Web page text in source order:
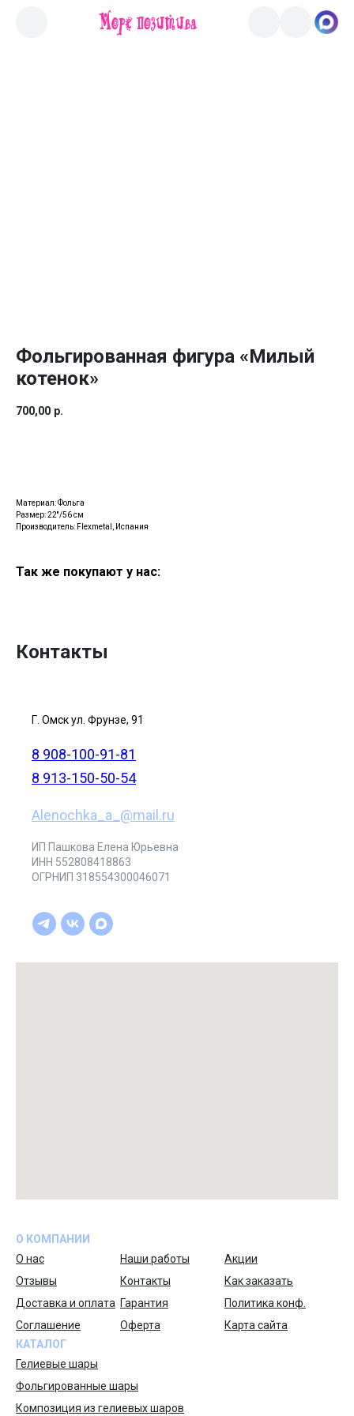
Фольгированная фигура «Милый
котенок»
700,00 р.
Материал: Фольга
Размер: 22''/56 см
Производитель: Flexmetal, Испания
Так же покупают у нас:
Контакты
Г. Омск ул. Фрунзе, 91
8 908-100-91-81
8 913-150-50-54
Alenochka_a_@mail.ru
ИП Пашкова Елена Юрьевна
ИНН 552808418863
ОГРНИП 318554300046071
О КОМПАНИИ
О нас
Наши работы
Акции
Отзывы
Контакты
Как заказать
Доставка и оплата Гарантия
Политика конф.
Соглашение
Оферта
Карта сайта
КАТАЛОГ
Гелиевые шары
Фольгированные шары
Композиция из гелиевых шаров